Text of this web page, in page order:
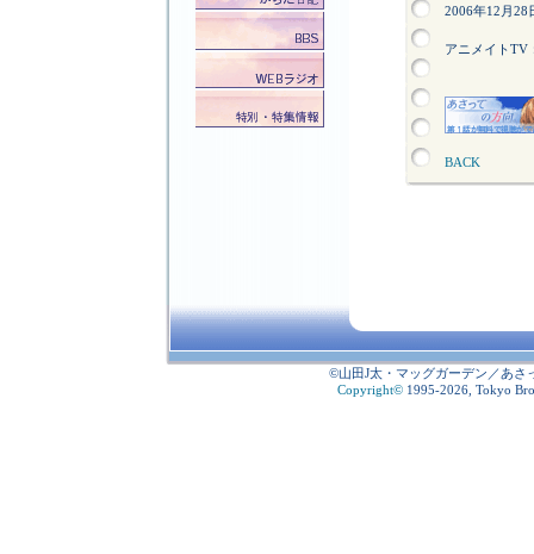
2006年12月28
アニメイトTV
BACK
©山田J太・マッグガーデン／あさ
Copyright© 1995-2026, Tokyo